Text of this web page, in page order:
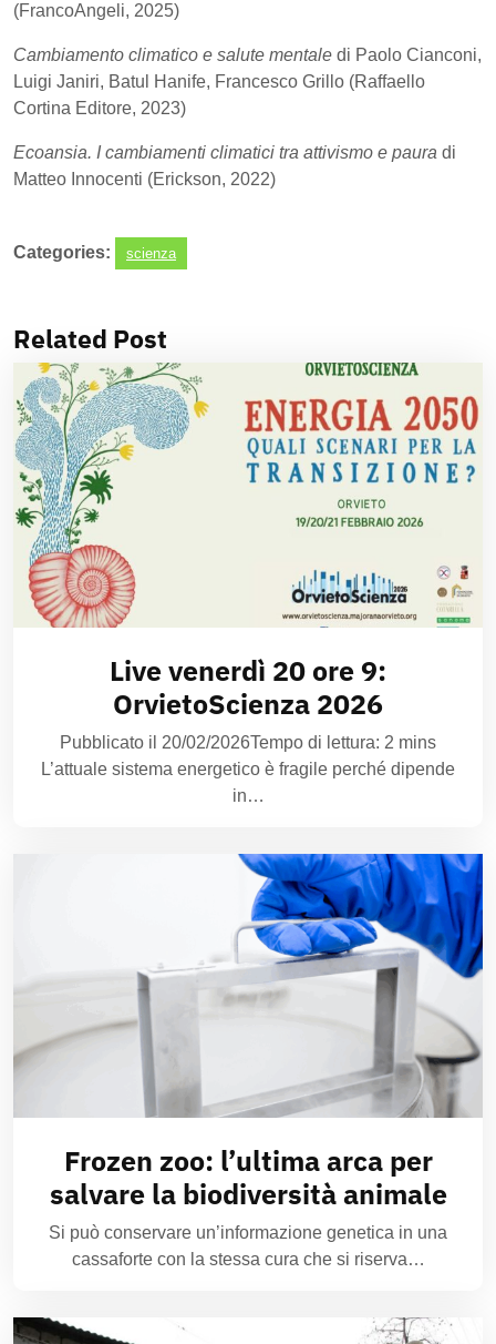
(FrancoAngeli, 2025)
Cambiamento climatico e salute mentale di Paolo Cianconi,
Luigi Janiri, Batul Hanife, Francesco Grillo (Raffaello
Cortina Editore, 2023)
Ecoansia. I cambiamenti climatici tra attivismo e paura di
Matteo Innocenti (Erickson, 2022)
Categories: scienza
Related Post
Live venerdì 20 ore 9:
OrvietoScienza 2026
Pubblicato il 20/02/2026Tempo di lettura: 2 mins
L’attuale sistema energetico è fragile perché dipende
in…
Frozen zoo: l’ultima arca per
salvare la biodiversità animale
Si può conservare un’informazione genetica in una
cassaforte con la stessa cura che si riserva…